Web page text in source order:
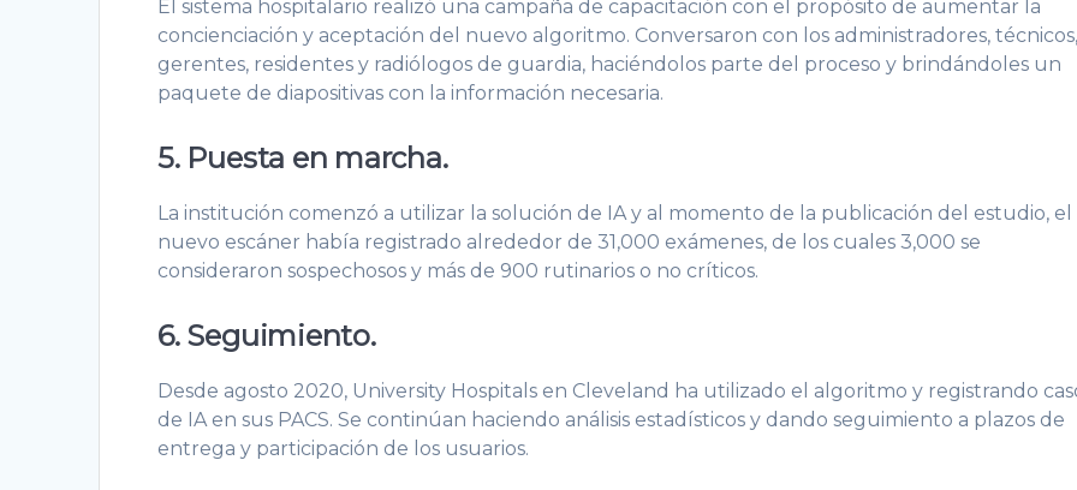
El sistema hospitalario realizó una campaña de capacitación con el propósito de aumentar la
concienciación y aceptación del nuevo algoritmo. Conversaron con los administradores,
gerentes, residentes y radiólogos de guardia, haciéndolos parte del proceso y brindándoles un
paquete de diapositivas con la información necesaria.
5. Puesta en marcha.
La institución comenzó a utilizar la solución de IA y al momento de la publicación del estudio, el
nuevo escáner había registrado alrededor de 31,000 exámenes, de los cuales 3,000 se
consideraron sospechosos y más de 900 rutinarios o no críticos.
6. Seguimiento.
Desde agosto 2020, University Hospitals en Cleveland ha utilizado el algoritmo y registrando
de IA en sus PACS. Se continúan haciendo análisis estadísticos y dando seguimiento a plazos de
entrega y participación de los usuarios.